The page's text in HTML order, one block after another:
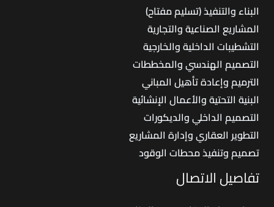
البناء والتنفيذ (تسليم مفتاح)
المشاريع الصناعية والتجارية
التشطيبات الداخلية والخارجية
التصميم الهندسي والمخططات
الترميم وإعادة تأهيل المباني
البنية التحتية والأعمال الإنشائية
التصميم الداخلي والديكورات
التطوير العقاري وإدارة المشاريع
تصميم وتنفيذ محطات الوقود
تفاصيل الاتصال